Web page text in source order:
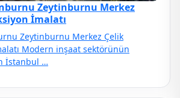
Zeytinburnu Merkez
İmalatı
Zeytinburnu Merkez Çelik
Modern inşaat sektörünün
İstanbul …